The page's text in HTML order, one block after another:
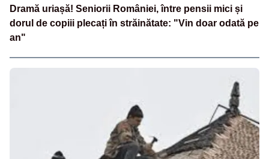
Dramă uriașă! Seniorii României, între pensii mici și
dorul de copiii plecați în străinătate: "Vin doar odată pe
an"